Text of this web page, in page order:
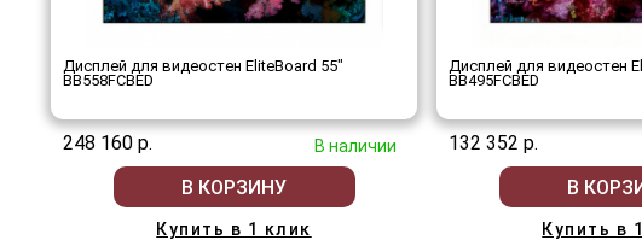
Дисплей для видеостен EliteBoard 55"
BB558FCBED
248 160 р. В наличии
В КОРЗИНУ
Купить в 1 клик
Дисплей для видеостен
BB495FCBED
132 352 р.
В
Купить в